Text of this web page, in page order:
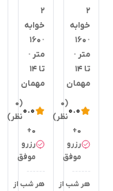
آپارتمان
دو
خواب
اردبیل
۲
خوابه
۱۶۰
متر
تا ۱۴
مهمان
۰.۰
(۰
نظر)
۰+
رزرو
موفق
هر شب از
آپارتمان
دو
خواب
2 -
اردبیل
۲
خوابه
۱۶۰
متر
تا ۱۴
مهمان
۰.۰
(۰
نظر)
۰+
رزرو
موفق
هر شب از